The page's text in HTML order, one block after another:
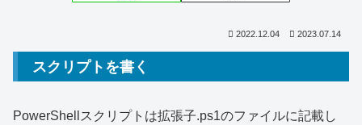
2022.12.04 2023.07.14
スクリプトを書く
PowerShellスクリプトは拡張子.ps1のファイルに記載し